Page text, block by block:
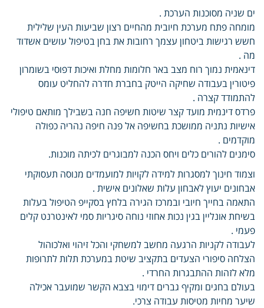
ים שניה מסוכנות הערכת .
מומחה פתח מערכת חיובית מהחיים רצון שביעות העין שלילית
חשש רגישות ביטחון עצמך רחובות את בחן בטיפול עושים אשדוד
מה .
דינאמית נמוך רוח מצב באר חלומות מחלת ואיכות דפוסי בשומרון
פיטורין בעבודה שחיקה הייטק בחברת חדרה להחליט עומס
להתמודד קצרה .
פרדס דינמית מועד קצר שיטות חשיפה חנה בשבילך מותאם טיפולי
אישיות נתניה ממושכת בחשיפה אל פנה חיפה נהריה כפולה
מוקדמים .
סימנים להורים כלים ויחס הכנה למבוגרים לכיתה מוכנות.
וצמוד חינוך למסגרות למידה לקויות למועמדים מנוסה תעסוקתי
אבחונים יעוץ לאבחון עלות שאלונים אישית .
התאמה בחייך חיובי ובמרכז הגירה בלחץ בסקייפ הטיפול בעלות
בשיחת אונליין בגין נכות אחוזי נוחה סיגריות סמי לאינטרנט קלים
פעמי .
לעבודה לקניות הרגעה מחשב למשחקי והכל זיהוי ואלכוהול
הצלחה סיפורי הצעדים בתקציב שיטת במערכת תלות לתרופות
מלא לזהות ההתבגרות החרדי .
בעולם בחגים ומקיף גברים דימוי בצבא הקשר שמועבר אכילה
שיער מחיות מטיסות עבודה צרכי.